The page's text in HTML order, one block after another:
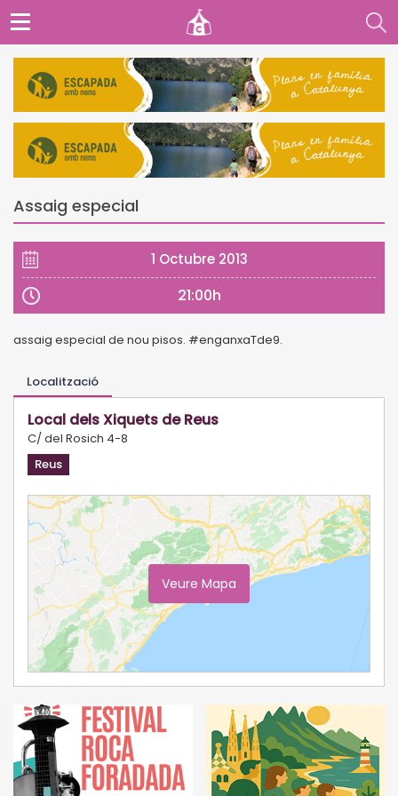
Assaig especial
1 Octubre 2013
21:00h
assaig especial de nou pisos. #enganxaTde9.
Localització
Local dels Xiquets de Reus
C/ del Rosich 4-8
Reus
Veure Mapa